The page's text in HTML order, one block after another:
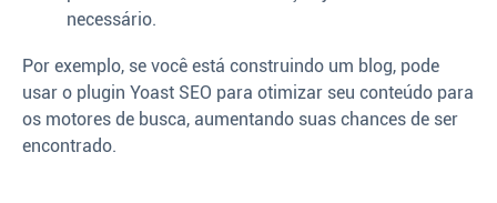
necessário.
Por exemplo, se você está construindo um blog, pode
usar o plugin Yoast SEO para otimizar seu conteúdo para
os motores de busca, aumentando suas chances de ser
encontrado.